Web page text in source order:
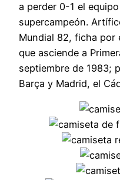
a perder 0-1 el
supercampeón.
Mundial 82, ficha por
que asciende a
septiembre de 1983;
Barça y Madrid, el